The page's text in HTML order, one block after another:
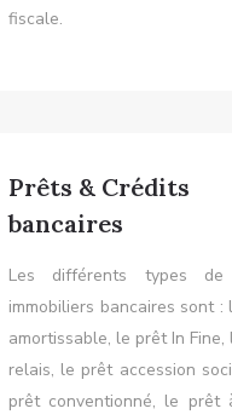
fiscale.
Prêts & Crédits
bancaires
Les différents types de
immobiliers bancaires sont :
amortissable, le prêt In
relais, le prêt accession
prêt conventionné, le prêt